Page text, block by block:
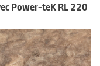
Power-teK RL 220